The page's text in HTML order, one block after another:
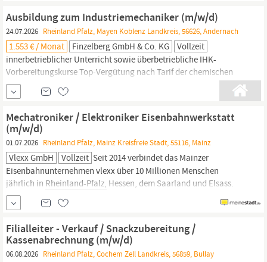
Ausbildung zum Industriemechaniker (m/w/d)
24.07.2026 Rheinland Pfalz, Mayen Koblenz Landkreis, 56626, Andernach
1.553 € / Monat Finzelberg GmbH & Co. KG
Vollzeit
innerbetrieblicher Unterricht sowie überbetriebliche IHK-
Vorbereitungskurse Top-Vergütung nach Tarif der chemischen
Industrie (IGBCE
von 1.171 € bis 1.553 € brutto
pro Monat – je nach Ausbildungsjahr ; DAS BRINGST DU MIT
Mindestens Mittlere Reife oder vergleichbarer Schulabschluss
Spaß an Mathe, Physik & Technik Räumliches
Mechatroniker / Elektroniker Eisenbahnwerkstatt
(m/w/d)
01.07.2026 Rheinland Pfalz, Mainz Kreisfreie Stadt, 55116, Mainz
Vlexx GmbH Vollzeit Seit 2014 verbindet das Mainzer
Eisenbahnunternehmen vlexx über 10 Millionen Menschen
jährlich in Rheinland-Pfalz, Hessen, dem Saarland und Elsass.
Unser Antrieb ist es, unsere Fahrgäste sicher, komfortabel und
pünktlich an ihr Ziel zu bringen. Wir sorgen zudem für die
Wartung und Instandhaltung unserer modernen,
umweltfreundlichen Fahrzeugflotte in der...
Filialleiter - Verkauf / Snackzubereitung /
Kassenabrechnung (m/w/d)
06.08.2026 Rheinland Pfalz, Cochem Zell Landkreis, 56859, Bullay